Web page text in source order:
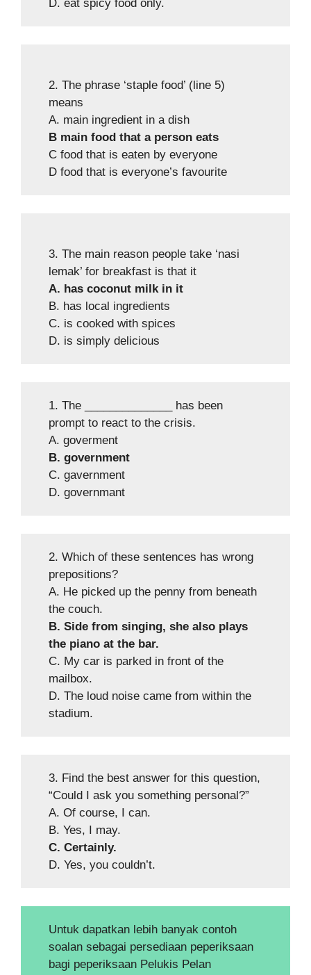
D. eat spicy food only.
2. The phrase ‘staple food’ (line 5)
means
A. main ingredient in a dish
B main food that a person eats
C food that is eaten by everyone
D food that is everyone’s favourite
3. The main reason people take ‘nasi
lemak’ for breakfast is that it
A. has coconut milk in it
B. has local ingredients
C. is cooked with spices
D. is simply delicious
1. The ______________ has been
prompt to react to the crisis.
A. goverment
B. government
C. gavernment
D. governmant
2. Which of these sentences has wrong
prepositions?
A. He picked up the penny from beneath
the couch.
B. Side from singing, she also plays
the piano at the bar.
C. My car is parked in front of the
mailbox.
D. The loud noise came from within the
stadium.
3. Find the best answer for this question,
“Could I ask you something personal?”
A. Of course, I can.
B. Yes, I may.
C. Certainly.
D. Yes, you couldn’t.
Untuk dapatkan lebih banyak contoh
soalan sebagai persediaan peperiksaan
bagi peperiksaan Pelukis Pelan